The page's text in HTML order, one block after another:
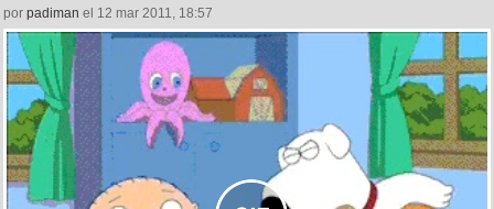
por padiman el 12 mar 2011, 18:57